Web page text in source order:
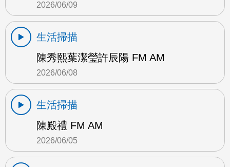
2026/06/09
生活掃描
陳秀熙葉潔瑩許辰陽 FM AM
2026/06/08
生活掃描
陳殿禮 FM AM
2026/06/05